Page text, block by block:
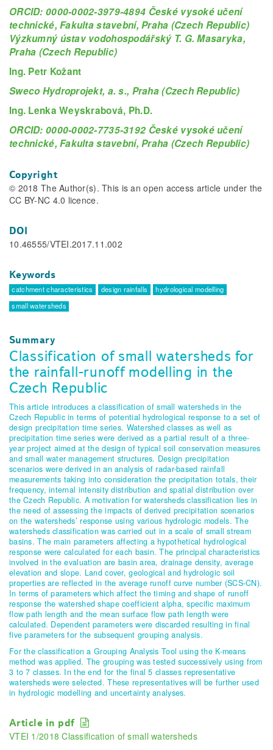
ORCID: 0000-0002-3979-4894 České vysoké učení
technické, Fakulta stavební, Praha (Czech Republic)
Výzkumný ústav vodohospodářský T. G. Masaryka,
Praha (Czech Republic)
Ing. Petr Kožant
Sweco Hydroprojekt, a. s., Praha (Czech Republic)
Ing. Lenka Weyskrabová, Ph.D.
ORCID: 0000-0002-7735-3192 České vysoké učení
technické, Fakulta stavební, Praha (Czech Republic)
Copyright
© 2018 The Author(s). This is an open access article under the
CC BY-NC 4.0 licence.
DOI
10.46555/VTEI.2017.11.002
Keywords
catchment characteristics design rainfalls
hydrological modelling
small watersheds
Summary
Classification of small watersheds for
the rainfall-runoff modelling in the
Czech Republic
This article introduces a classification of small watersheds in the
Czech Republic in terms of potential hydrological response to a set of
design precipitation time series. Watershed classes as well as
precipitation time series were derived as a partial result of a three-
year project aimed at the design of typical soil conservation measures
and small water management structures. Design precipitation
scenarios were derived in an analysis of radar-based rainfall
measurements taking into consideration the precipitation totals, their
frequency, internal intensity distribution and spatial distribution over
the Czech Republic. A motivation for watersheds classification lies in
the need of assessing the impacts of derived precipitation scenarios
on the watersheds’ response using various hydrologic models. The
watersheds classification was carried out in a scale of small stream
basins. The main parameters affecting a hypothetical hydrological
response were calculated for each basin. The principal characteristics
involved in the evaluation are basin area, drainage density, average
elevation and slope. Land cover, geological and hydrologic soil
properties are reflected in the average runoff curve number (SCS-CN).
In terms of parameters which affect the timing and shape of runoff
response the watershed shape coefficient alpha, specific maximum
flow path length and the mean surface flow path length were
calculated. Dependent parameters were discarded resulting in final
five parameters for the subsequent grouping analysis.
For the classification a Grouping Analysis Tool using the K-means
method was applied. The grouping was tested successively using from
3 to 7 classes. In the end for the final 5 classes representative
watersheds were selected. These representatives will be further used
in hydrologic modelling and uncertainty analyses.
Article in pdf
VTEI 1/2018 Classification of small watersheds